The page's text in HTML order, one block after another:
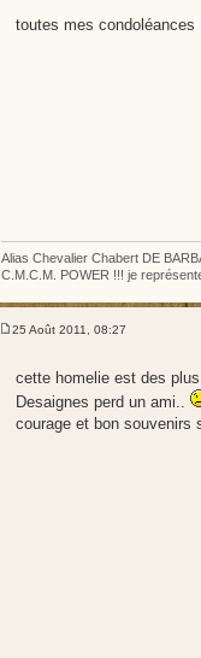
toutes mes condoléances
Alias Chevalier Chabert DE
C.M.C.M. POWER !!! je
25 Août 2011, 08:27
cette homelie est des
Desaignes perd un ami..
courage et bon souvenirs